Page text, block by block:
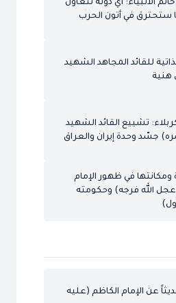
الأنبياء: أي دولة تتعاون
ستحترق في أتون الحرب
للقائد المجاهد الشهيد
هنية
تشييع القائد الشهيد
جسّد وحدة إيران والعراق
ومكانتها في ظهور الإمام
الله فرجه) وحكومته
عن الإمام الكاظم (عليه